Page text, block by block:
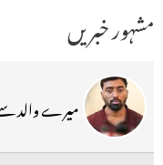
مشہور خبریں
میرے والد